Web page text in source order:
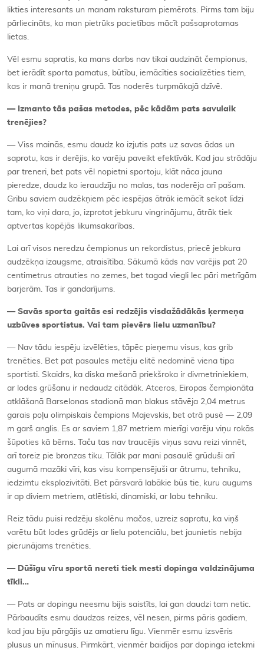
likties interesants un manam raksturam piemērots. Pirms tam biju
pārliecināts, ka man pietrūks pacietības mācīt pašsaprotamas
lietas.
Vēl esmu sapratis, ka mans darbs nav tikai audzināt čempionus,
bet ierādīt sporta pamatus, būtību, iemācīties socializēties tiem,
kas ir manā treniņu grupā. Tas noderēs turpmākajā dzīvē.
— Izmanto tās pašas metodes, pēc kādām pats savulaik
trenējies?
— Viss mainās, esmu daudz ko izjutis pats uz savas ādas un
saprotu, kas ir derējis, ko varēju paveikt efektīvāk. Kad jau strādāju
par treneri, bet pats vēl nopietni sportoju, klāt nāca jauna
pieredze, daudz ko ieraudzīju no malas, tas noderēja arī pašam.
Gribu saviem audzēkņiem pēc iespējas ātrāk iemācīt sekot līdzi
tam, ko viņi dara, jo, izprotot jebkuru vingrinājumu, ātrāk tiek
aptvertas kopējās likumsakarības.
Lai arī visos neredzu čempionus un rekordistus, priecē jebkura
audzēkņa izaugsme, atraisītība. Sākumā kāds nav varējis pat 20
centimetrus atrauties no zemes, bet tagad viegli lec pāri metrīgām
barjerām. Tas ir gandarījums.
— Savās sporta gaitās esi redzējis visdažādākās ķermeņa
uzbūves sportistus. Vai tam pievērs lielu uzmanību?
— Nav tādu iespēju izvēlēties, tāpēc pieņemu visus, kas grib
trenēties. Bet pat pasaules metēju elitē nedominē viena tipa
sportisti. Skaidrs, ka diska mešanā priekšroka ir divmetriniekiem,
ar lodes grūšanu ir nedaudz citādāk. Atceros, Eiropas čempionāta
atklāšanā Barselonas stadionā man blakus stāvēja 2,04 metrus
garais poļu olimpiskais čempions Majevskis, bet otrā pusē — 2,09
m garš anglis. Es ar saviem 1,87 metriem mierīgi varēju viņu rokās
šūpoties kā bērns. Taču tas nav traucējis viņus savu reizi vinnēt,
arī toreiz pie bronzas tiku. Tālāk par mani pasaulē grūduši arī
augumā mazāki vīri, kas visu kompensējuši ar ātrumu, tehniku,
iedzimtu eksplozivitāti. Bet pārsvarā labākie būs tie, kuru augums
ir ap diviem metriem, atlētiski, dinamiski, ar labu tehniku.
Reiz tādu puisi redzēju skolēnu mačos, uzreiz sapratu, ka viņš
varētu būt lodes grūdējs ar lielu potenciālu, bet jaunietis nebija
pierunājams trenēties.
— Dūšīgu vīru sportā nereti tiek mesti dopinga valdzinājuma
tīkli…
— Pats ar dopingu neesmu bijis saistīts, lai gan daudzi tam netic.
Pārbaudīts esmu daudzas reizes, vēl nesen, pirms pāris gadiem,
kad jau biju pārgājis uz amatieru līgu. Vienmēr esmu izsvēris
plusus un mīnusus. Pirmkārt, vienmēr baidījos par dopinga ietekmi